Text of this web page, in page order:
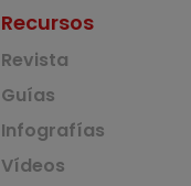
Recursos
Revista
Guías
Infografías
Vídeos